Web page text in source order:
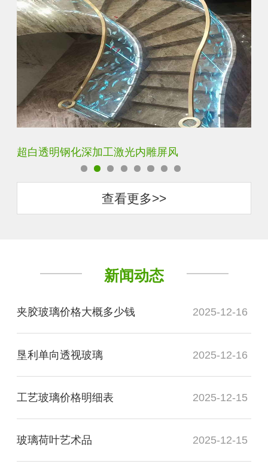
玄关水晶立体雕刻3D激光内雕玻璃
查看更多>>
新闻动态
夹胶玻璃价格大概多少钱 2025-12-16
垦利单向透视玻璃 2025-12-16
工艺玻璃价格明细表 2025-12-15
玻璃荷叶艺术品 2025-12-15